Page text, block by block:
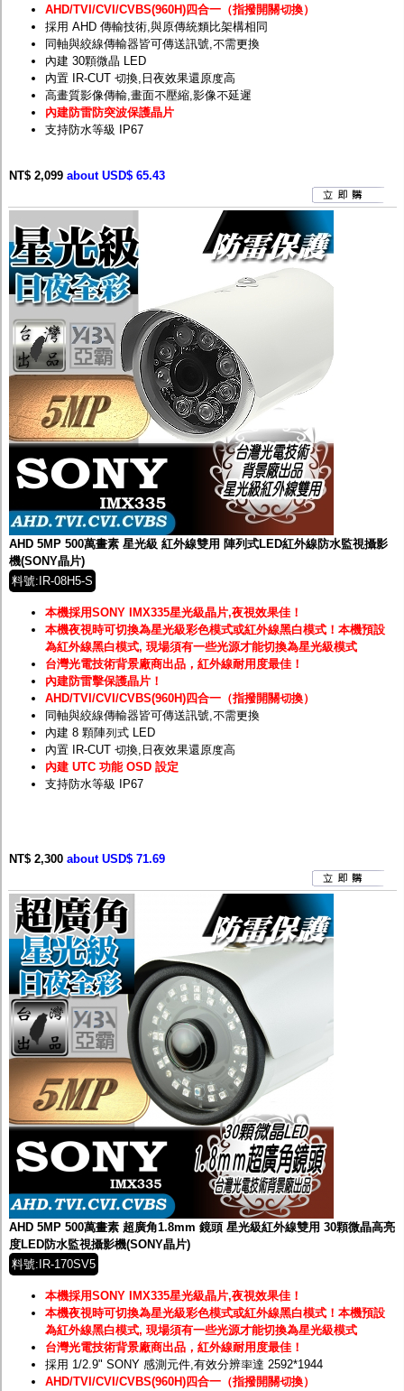
AHD/TVI/CVI/CVBS(960H)四合一（指撥開關切換）
採用 AHD 傳輸技術,與原傳統類比架構相同
同軸與絞線傳輸器皆可傳送訊號,不需更換
內建 30顆微晶 LED
內置 IR-CUT 切換,日夜效果還原度高
高畫質影像傳輸,畫面不壓縮,影像不延遲
內建防雷防突波保護晶片
支持防水等級 IP67
NT$ 2,099 about USD$ 65.43
AHD 5MP 500萬畫素 星光級 紅外線雙用 陣列式LED紅外線防水監視攝影
機(SONY晶片)
料號:IR-08H5-S
本機採用SONY IMX335星光級晶片,夜視效果佳！
本機夜視時可切換為星光級彩色模式或紅外線黑白模式！ 本機預設
為紅外線黑白模式, 現場須有一些光源才能切換為星光級模式
台灣光電技術背景廠商出品，紅外線耐用度最佳！
內建防雷擊保護晶片！
AHD/TVI/CVI/CVBS(960H)四合一（指撥開關切換）
同軸與絞線傳輸器皆可傳送訊號,不需更換
內建 8 顆陣列式 LED
內置 IR-CUT 切換,日夜效果還原度高
內建 UTC 功能 OSD 設定
支持防水等級 IP67
NT$ 2,300 about USD$ 71.69
AHD 5MP 500萬畫素 超廣角1.8mm 鏡頭 星光級紅外線雙用 30顆微晶高亮
度LED防水監視攝影機(SONY晶片)
料號:IR-170SV5
本機採用SONY IMX335星光級晶片,夜視效果佳！
本機夜視時可切換為星光級彩色模式或紅外線黑白模式！ 本機預設
為紅外線黑白模式, 現場須有一些光源才能切換為星光級模式
台灣光電技術背景廠商出品，紅外線耐用度最佳！
採用 1/2.9" SONY 感測元件,有效分辨率達 2592*1944
AHD/TVI/CVI/CVBS(960H)四合一（指撥開關切換）